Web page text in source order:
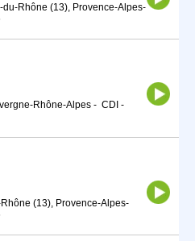
Rhône (13), Provence-Alpes-
Rhône-Alpes - CDI -
(13), Provence-Alpes-